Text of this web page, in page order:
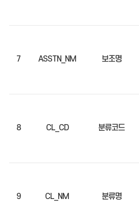
7 ASSTN_NM 보조명
8 CL_CD 분류코드
9 CL_NM 분류명